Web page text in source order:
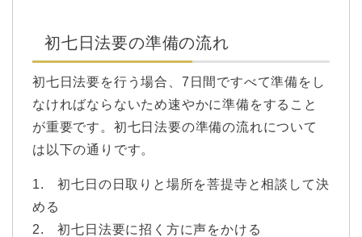
初七日法要の準備の流れ
初七日法要を行う場合、7日間ですべて準備をし
なければならないため速やかに準備をすること
が重要です。初七日法要の準備の流れについて
は以下の通りです。
1. 初七日の日取りと場所を菩提寺と相談して決
める
2. 初七日法要に招く方に声をかける